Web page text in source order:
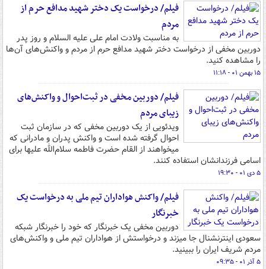
فیلم/ درخواست یک دختر شهید مدافع حرم از
مردم
به مناسبت ولادت امام علی‌ علیه السلام و روز پدر
دوربین مخفی از درخواست دختر شهید مدافع حرم از مردم و واکنش‌های آن‌ها
را مشاهده کنید.
۱۵ بهمن ۰۱ - ۱۱:۱۸
فیلم/ دوربین مخفی در ثبت‌احوال و واکنش‌های
زیبای مردم
ویدئویی از یک دوربین مخفی که در سازمان ثبت
احوال گرفته شده است و واکنش پدران و مادرانی که
میخواهند از القام حضرت فاطمه سلام‌الله علیها برای
اسامی فرزندانشان استفاده کنند.
۵ دی ۰۱ - ۱۹:۳۰
فیلم/ واکنش هواداران تیم ملی به درخواست یک
خبرنگار
دوربین مخفی یک خبرنگار که خود را خبرنگار شبکه
سعودی اینترنشنال جا میزند و درخواستش از هواداران تیم ملی و واکنش‌های
مردم شریف ایران را ببینید.
۵ آذر ۰۱ - ۰۹:۳۵